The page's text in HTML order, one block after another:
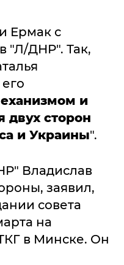
Ермак с
"Л/ДНР". Так,
и
сторон
и Украины".
Владислав
заявил,
совета
на
в Минске. Он